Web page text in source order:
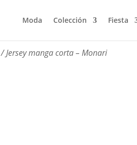
Moda Colección Fiesta
/ Jersey manga corta – Monari